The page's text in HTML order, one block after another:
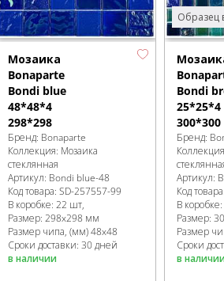
Мозаика
Bonaparte
Bondi blue
48*48*4
298*298
Бренд: Bonaparte
Коллекция: Мозаика
стеклянная
Артикул: Bondi blue-48
Код товара: SD-257557-99
В коробке: 22 шт,
Размер: 298x298 мм
Размер чипа, (мм)48x48
Сроки доставки: 30 дней
в наличии
Образец
Bondi
25*25*4
300*300
Бренд:
Артикул:
Код товара:
В коробке:
Размер:
Размер
Сроки
в наличии